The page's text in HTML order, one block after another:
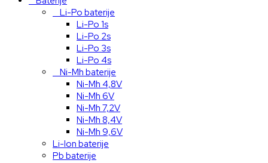
Li-Po baterije
Li-Po 1s
Li-Po 2s
Li-Po 3s
Li-Po 4s
Ni-Mh baterije
Ni-Mh 4,8V
Ni-Mh 6V
Ni-Mh 7,2V
Ni-Mh 8,4V
Ni-Mh 9,6V
Li-Ion baterije
Pb baterije